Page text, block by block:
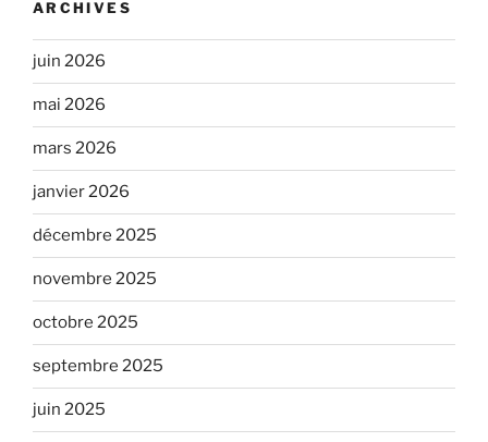
ARCHIVES
juin 2026
mai 2026
mars 2026
janvier 2026
décembre 2025
novembre 2025
octobre 2025
septembre 2025
juin 2025